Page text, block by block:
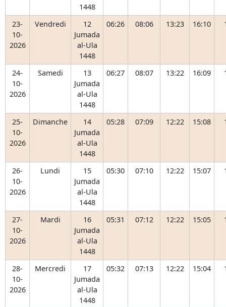
1448
23-
10-
2026
Vendredi
12
Jumada
al-Ula
1448
06:26 08:06 13:23 16:10
24-
10-
2026
Samedi
13
Jumada
al-Ula
1448
06:27 08:07 13:22 16:09
25-
10-
2026
Dimanche
14
Jumada
al-Ula
1448
05:28 07:09 12:22 15:08
26-
10-
2026
Lundi
15
Jumada
al-Ula
1448
05:30 07:10 12:22 15:07
27-
10-
2026
Mardi
16
Jumada
al-Ula
1448
05:31 07:12 12:22 15:05
28-
10-
2026
Mercredi
17
Jumada
al-Ula
1448
05:32 07:13 12:22 15:04